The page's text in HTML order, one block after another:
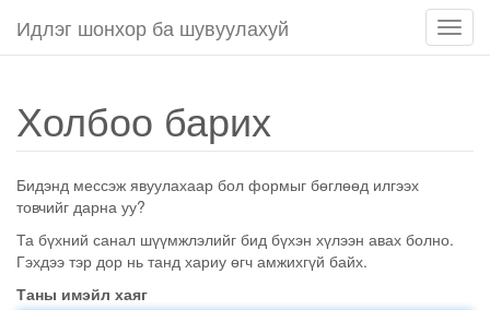
Идлэг шонхор ба шувуулахуй
Холбоо барих
Бидэнд мессэж явуулахаар бол формыг бөглөөд илгээх
товчийг дарна уу?
Та бүхний санал шүүмжлэлийг бид бүхэн хүлээн авах болно.
Гэхдээ тэр дор нь танд хариу өгч амжихгүй байх.
Таны имэйл хаяг